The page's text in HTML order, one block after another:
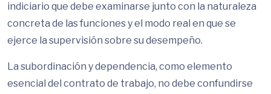
indiciario que debe examinarse junto con la naturaleza
concreta de las funciones y el modo real en que se
ejerce la supervisión sobre su desempeño.
La subordinación y dependencia, como elemento
esencial del contrato de trabajo, no debe confundirse